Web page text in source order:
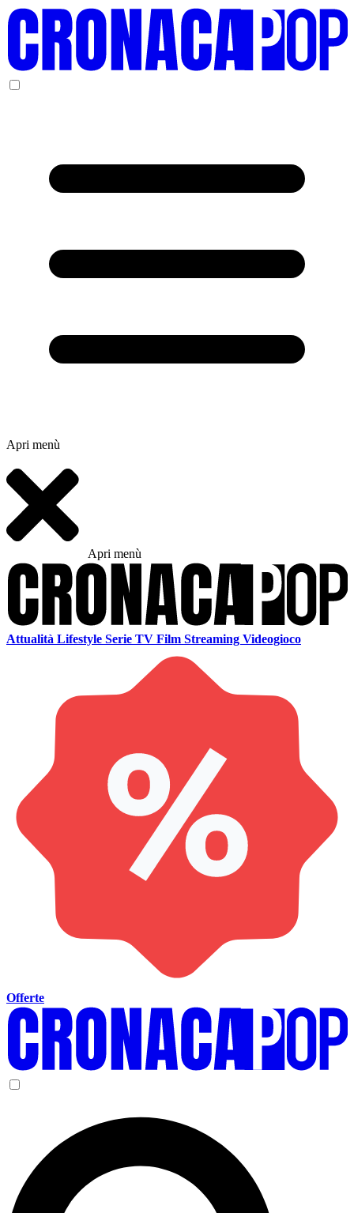
Apri menù
Apri menù
Attualità Lifestyle Serie TV Film Streaming Videogioco
Offerte